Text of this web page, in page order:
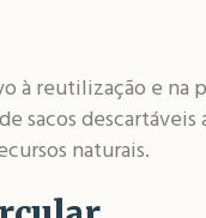
à reutilização e na
sacos descartáveis
naturais.